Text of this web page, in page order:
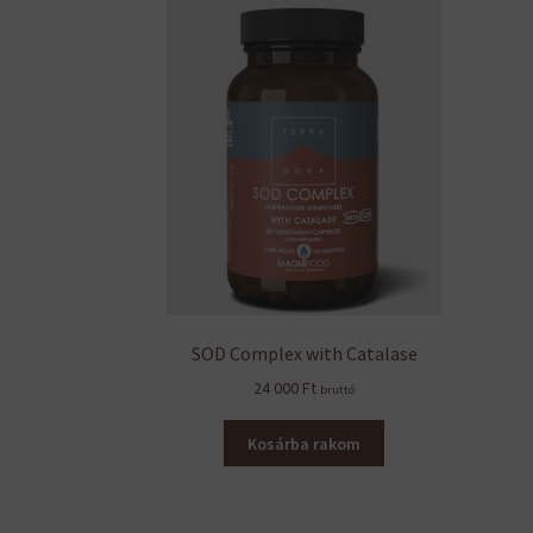
SOD Complex with Catalase
24 000 Ft bruttó
Kosárba rakom